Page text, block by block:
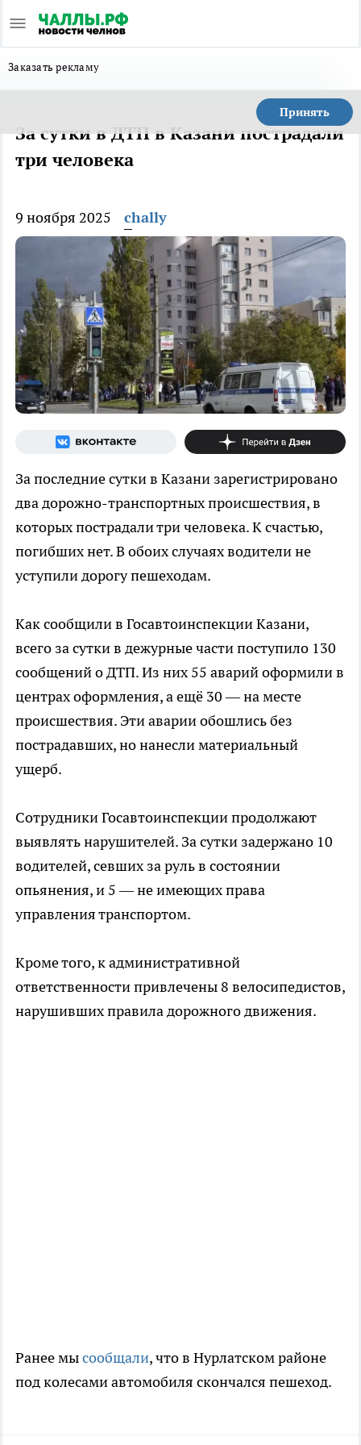
Заказать рекламу
Принять
За сутки в ДТП в Казани пострадали
три человека
9 ноября 2025 chally
За последние сутки в Казани зарегистрировано
два дорожно-транспортных происшествия, в
которых пострадали три человека. К счастью,
погибших нет. В обоих случаях водители не
уступили дорогу пешеходам.
Как сообщили в Госавтоинспекции Казани,
всего за сутки в дежурные части поступило 130
сообщений о ДТП. Из них 55 аварий оформили в
центрах оформления, а ещё 30 — на месте
происшествия. Эти аварии обошлись без
пострадавших, но нанесли материальный
ущерб.
Сотрудники Госавтоинспекции продолжают
выявлять нарушителей. За сутки задержано 10
водителей, севших за руль в состоянии
опьянения, и 5 — не имеющих права
управления транспортом.
Кроме того, к административной
ответственности привлечены 8 велосипедистов,
нарушивших правила дорожного движения.
Ранее мысообщали, что в Нурлатском районе
под колесами автомобиля скончался пешеход.